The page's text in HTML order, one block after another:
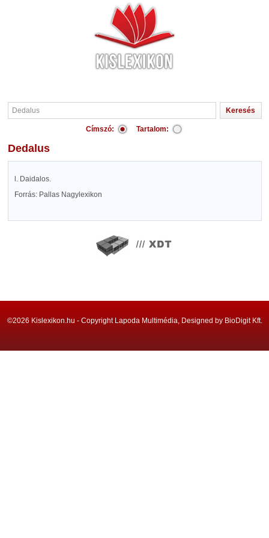
Címszó: Tartalom:
Dedalus
l. Daidalos.
Forrás: Pallas Nagylexikon
©2026 Kislexikon.hu - Copyright Lapoda Multimédia, Designed by BioDigit Kft.